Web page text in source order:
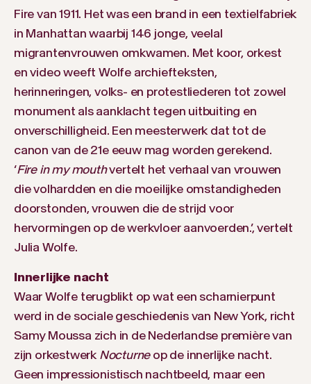
Fire van 1911. Het was een brand in een textielfabriek
in Manhattan waarbij 146 jonge, veelal
migrantenvrouwen omkwamen. Met koor, orkest
en video weeft Wolfe archiefteksten,
herinneringen, volks- en protestliederen tot zowel
monument als aanklacht tegen uitbuiting en
onverschilligheid. Een meesterwerk dat tot de
canon van de 21e eeuw mag worden gerekend.
‘Fire in my mouthvertelt het verhaal van vrouwen
die volhardden en die moeilijke omstandigheden
doorstonden, vrouwen die de strijd voor
hervormingen op de werkvloer aanvoerden.’, vertelt
Julia Wolfe.
Innerlijke nacht
Waar Wolfe terugblikt op wat een scharnierpunt
werd in de sociale geschiedenis van New York, richt
Samy Moussa zich in de Nederlandse première van
zijn orkestwerkNocturneop de innerlijke nacht.
Geen impressionistisch nachtbeeld, maar een